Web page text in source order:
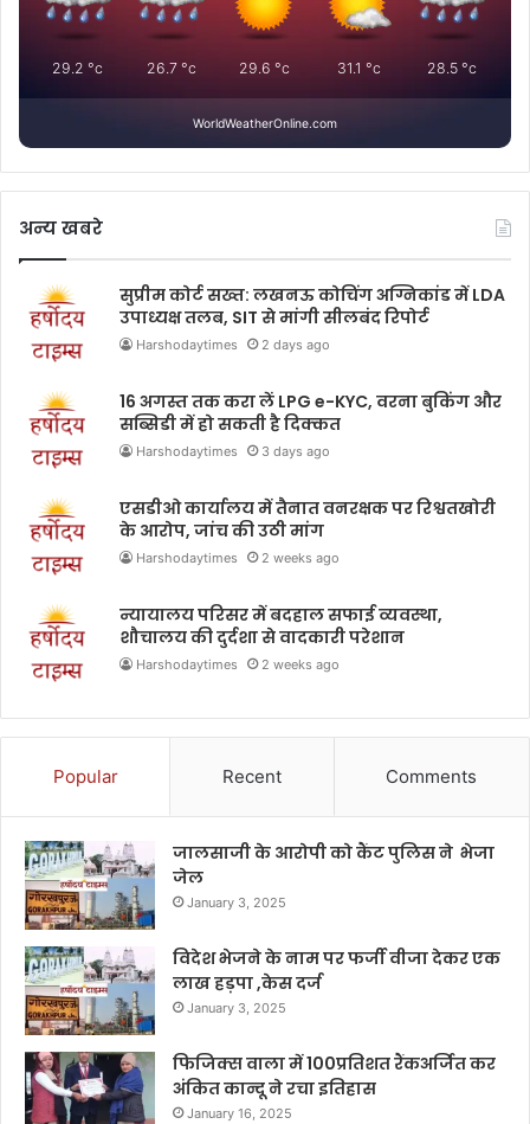
29.2 °c 26.7°c 29.6 °c 31.1 °c 28.5 °c
WorldWeatherOnline.com
अन्य खबरे
सुप्रीम कोर्ट सख्त: लखनऊ कोचिंग अग्निकांड में LDA
उपाध्यक्ष तलब, SIT से मांगी सीलबंद रिपोर्ट
Harshodaytimes 2 days ago
16 अगस्त तक करा लें LPG e-KYC, वरना बुकिंग और
सब्सिडी में हो सकती है दिक्कत
Harshodaytimes 3 days ago
एसडीओ कार्यालय में तैनात वनरक्षक पर रिश्वतखोरी
के आरोप, जांच की उठी मांग
Harshodaytimes 2 weeks ago
न्यायालय परिसर में बदहाल सफाई व्यवस्था,
शौचालय की दुर्दशा से वादकारी परेशान
Harshodaytimes 2 weeks ago
Popular Recent Comments
जालसाजी के आरोपी को कैंट पुलिस ने भेजा
जेल
January 3, 2025
विदेश भेजने के नाम पर फर्जी वीजा देकर एक
लाख हड़पा ,केस दर्ज
January 3, 2025
फिजिक्स वाला में 100प्रतिशत रैंकअर्जित कर
अंकित कान्दू ने रचा इतिहास
January 16, 2025